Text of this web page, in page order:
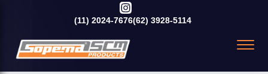
(11) 2024-7676(62) 3928-5114